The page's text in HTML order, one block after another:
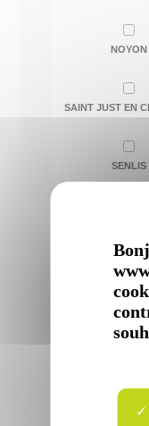
NOYON
SAINT JUST EN
SENLIS